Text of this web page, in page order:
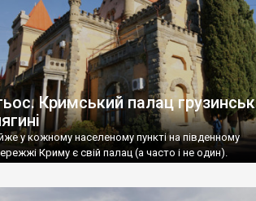
Кримський палац
у кожному населеному пункті на південному
Криму є свій палац (а часто і не один).